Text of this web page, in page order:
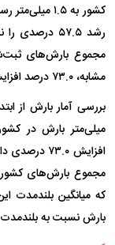
کشور به ۱.۵
رشد ۵۷.۵
مشابه، ۷۳.۰ درصد افزایش یافته است.
میلی‌متر بارش در
افزایش
بارش نسبت به بلندمدت ۲.۳ درصد افزایش را نشان